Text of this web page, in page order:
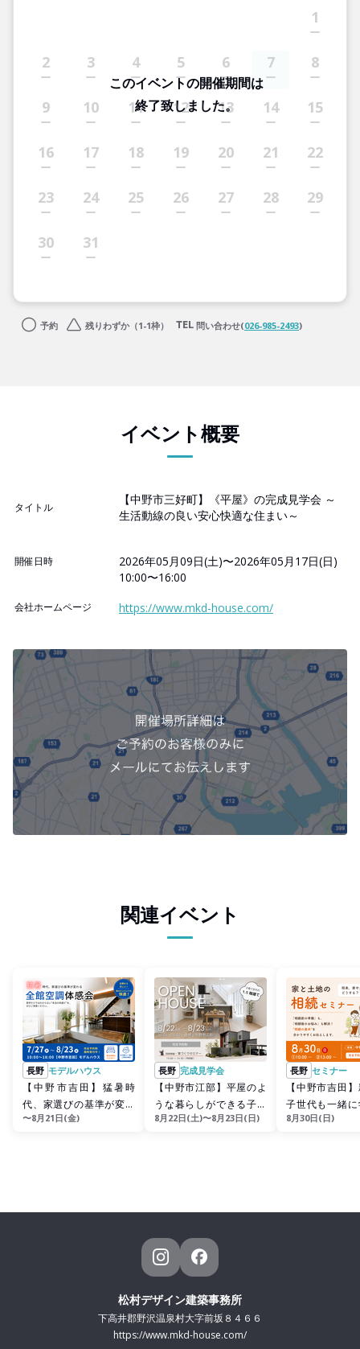
1
2 3 4 5 6 7 8
9 10 11 12 13 14 15
16 17 18 19 20 21 22
23 24 25 26 27 28 29
30 31
このイベントの開催期間は
終了致しました。
予約 残りわずか（1-1枠） 問い合わせ(026-985-2493)
イベント概要
タイトル
【中野市三好町】《平屋》の完成見学会 ～
生活動線の良い安心快適な住まい～
開催日時
2026年05月09日(土)〜2026年05月17日(日)
10:00〜16:00
会社ホームページ https://www.mkd-house.com/
関連イベント
長野 モデルハウス
【中野市吉田】猛暑時
代、家選びの基準が変わ
る！全館空調体感会
〜8月21日(金)
長野 完成見学会
【中野市江部】平屋のよ
うな暮らしができる子育
て世帯の1.5階建て
8月22日(土)〜8月23日(日)
長野 セミナー
【中野市吉田
子世代も一緒
｟家と土地の
8月30日(日)
松村デザイン建築事務所
下高井郡野沢温泉村大字前坂８４６６
https://www.mkd-house.com/